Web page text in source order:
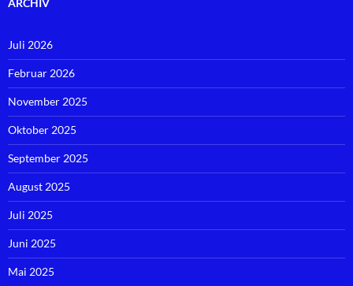
ARCHIV
Juli 2026
Februar 2026
November 2025
Oktober 2025
September 2025
August 2025
Juli 2025
Juni 2025
Mai 2025